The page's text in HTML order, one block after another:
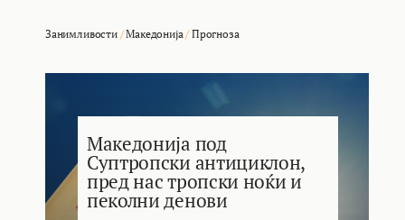
Занимливости/Македонија/Прогноза
Македонија под
Суптропски антициклон,
пред нас тропски ноќи и
пеколни денови